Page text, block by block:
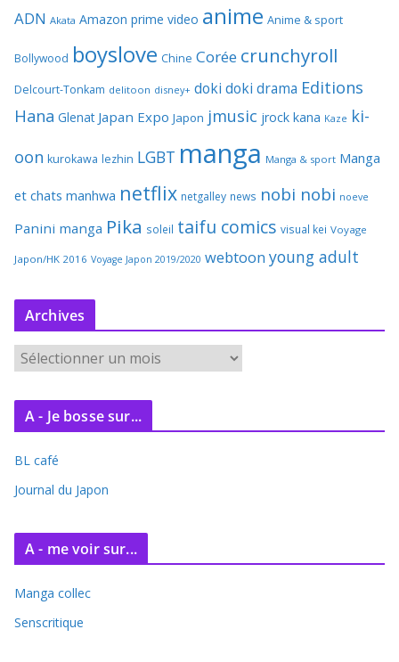
ADN Akata Amazon prime video anime Anime & sport
Bollywood boyslove Chine Corée crunchyroll
Delcourt-Tonkam delitoon disney+ doki doki drama Editions
Hana Glenat Japan Expo Japon jmusic jrock kana Kaze ki-
oon kurokawa lezhin LGBT manga Manga & sport Manga
et chats manhwa netflix netgalley news nobi nobi noeve
Panini manga Pika soleil taifu comics visual kei Voyage
Japon/HK 2016 Voyage Japon 2019/2020 webtoon young adult
Archives
c
v
e
A - Je bosse sur...
BL café
Journal du Japon
A - me voir sur...
Manga collec
Senscritique